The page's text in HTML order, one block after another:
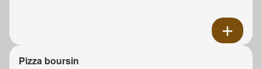
Pizza boursin